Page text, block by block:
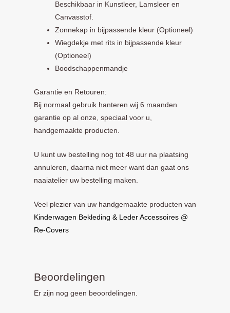
Beschikbaar in Kunstleer, Lamsleer en
Canvasstof.
Zonnekap in bijpassende kleur (Optioneel)
Wiegdekje met rits in bijpassende kleur
(Optioneel)
Boodschappenmandje
Garantie en Retouren:
Bij normaal gebruik hanteren wij 6 maanden
garantie op al onze, speciaal voor u,
handgemaakte producten.
U kunt uw bestelling nog tot 48 uur na plaatsing
annuleren, daarna niet meer want dan gaat ons
naaiatelier uw bestelling maken.
Veel plezier van uw handgemaakte producten van
Kinderwagen Bekleding & Leder Accessoires @
Re-Covers
Beoordelingen
Er zijn nog geen beoordelingen.